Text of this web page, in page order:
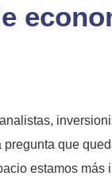
pregunta que
estamos